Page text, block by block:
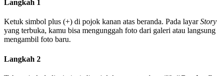
Langkah 1
Ketuk simbol plus (+) di pojok kanan atas beranda. Pada layarStory
yang terbuka, kamu bisa mengunggah foto dari galeri atau langsung
mengambil foto baru.
Langkah 2